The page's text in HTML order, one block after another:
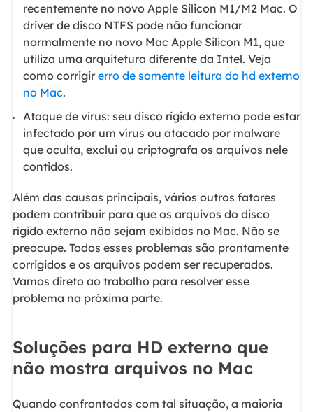
recentemente no novo Apple Silicon M1/M2 Mac. O
driver de disco NTFS pode não funcionar
normalmente no novo Mac Apple Silicon M1, que
utiliza uma arquitetura diferente da Intel. Veja
como corrigir erro de somente leitura do hd externo
no Mac.
Ataque de vírus: seu disco rígido externo pode estar
infectado por um vírus ou atacado por malware
que oculta, exclui ou criptografa os arquivos nele
contidos.
Além das causas principais, vários outros fatores
podem contribuir para que os arquivos do disco
rígido externo não sejam exibidos no Mac. Não se
preocupe. Todos esses problemas são prontamente
corrigidos e os arquivos podem ser recuperados.
Vamos direto ao trabalho para resolver esse
problema na próxima parte.
Soluções para HD externo que
não mostra arquivos no Mac
Quando confrontados com tal situação, a maioria